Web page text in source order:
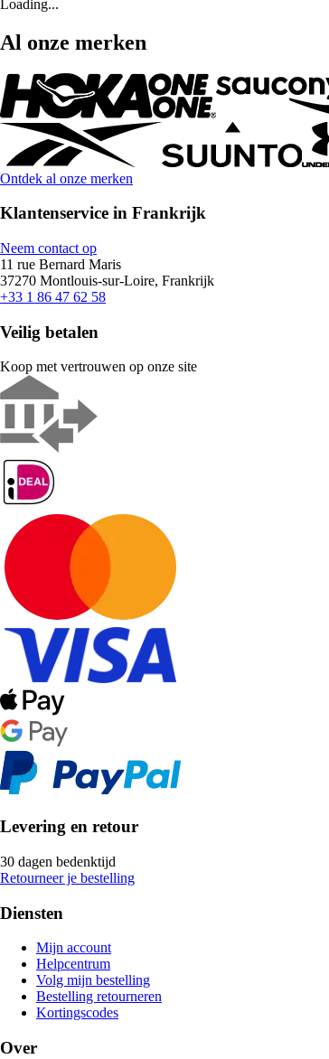
Loading...
Al onze merken
Ontdek al onze merken
Klantenservice in Frankrijk
Neem contact op
11 rue Bernard Maris
37270 Montlouis-sur-Loire, Frankrijk
+33 1 86 47 62 58
Veilig betalen
Koop met vertrouwen op onze site
Levering en retour
30 dagen bedenktijd
Retourneer je bestelling
Diensten
Mijn account
Helpcentrum
Volg mijn bestelling
Bestelling retourneren
Kortingscodes
Over